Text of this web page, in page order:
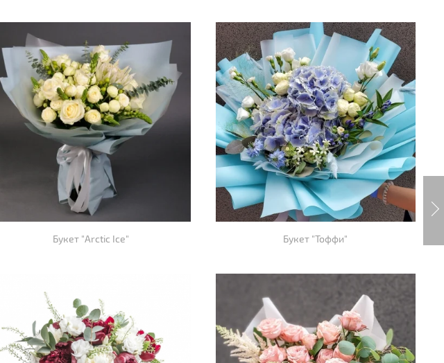
Букет "Arctic Ice" Букет "Тоффи"